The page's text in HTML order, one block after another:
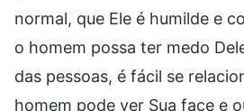
normal, que Ele é humilde e
o homem possa ter medo
das pessoas, é fácil se
homem pode ver Sua face e